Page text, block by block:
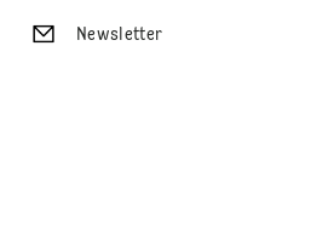
Newsletter